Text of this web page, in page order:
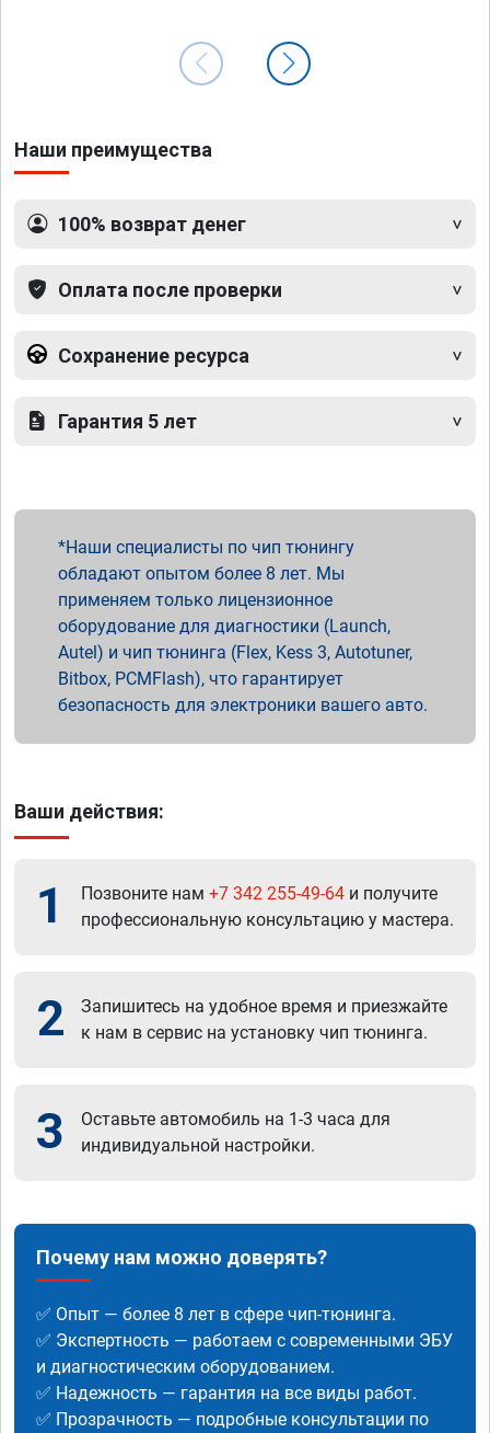
Наши преимущества
100% возврат денег
Оплата после проверки
Сохранение ресурса
Гарантия 5 лет
Наши специалисты по чип тюнингу
обладают опытом более 8 лет. Мы
применяем только лицензионное
оборудование для диагностики (Launch,
Autel) и чип тюнинга (Flex, Kess 3, Autotuner,
Bitbox, PCMFlash), что гарантирует
безопасность для электроники вашего авто.
Ваши действия:
1 Позвоните нам +7 342 255-49-64 и получите
профессиональную консультацию у мастера.
2
Запишитесь на удобное время и приезжайте
к нам в сервис на установку чип тюнинга.
3
Оставьте автомобиль на 1-3 часа для
индивидуальной настройки.
Почему нам можно доверять?
✅ Опыт — более 8 лет в сфере чип-тюнинга.
✅ Экспертность — работаем с современными ЭБУ
и диагностическим оборудованием.
✅ Надежность — гарантия на все виды работ.
✅ Прозрачность — подробные консультации по